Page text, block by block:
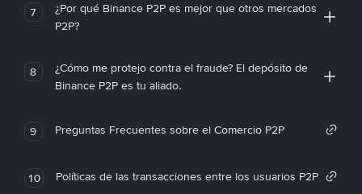
7
¿Por qué Binance P2P es mejor que otros mercados
P2P?
8
¿Cómo me protejo contra el fraude? El depósito de
Binance P2P es tu aliado.
9 Preguntas Frecuentes sobre el Comercio P2P
10 Políticas de las transacciones entre los usuarios P2P